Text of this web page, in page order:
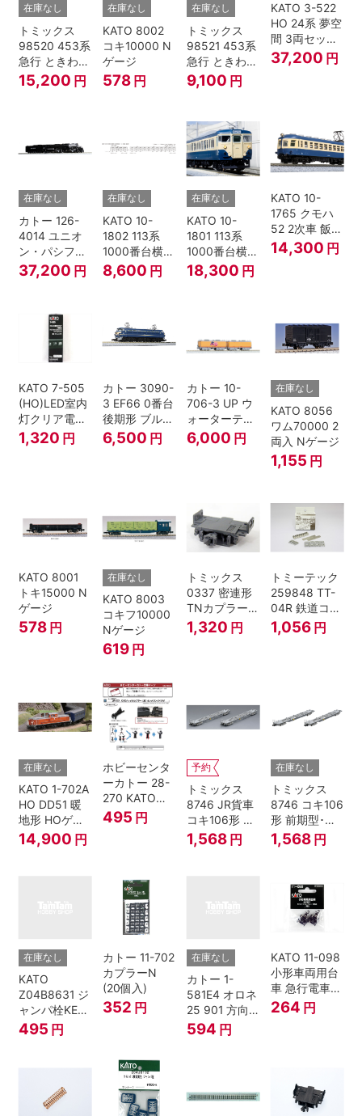
在庫なし
トミックス
98520 453系
急行 ときわ
基本4両セッ
ト Nゲージ
15,200 円
在庫なし
KATO 8002
コキ10000 N
ゲージ
578 円
在庫なし
トミックス
98521 453系
急行 ときわ
増結3両セッ
ト Nゲージ
9,100 円
KATO 3-522
HO 24系 夢空
間 3両セット
HOゲージ
37,200 円
在庫なし
カトー 126-
4014 ユニオ
ン・パシフィ
ック鉄道 ビッ
グボーイ＃
37,200 円
在庫なし
KATO 10-
1802 113系
1000番台横須
賀・総武快速
線 増結4両セ
8,600 円
在庫なし
KATO 10-
1801 113系
1000番台横須
賀・総武快速
線 基本7両セ
18,300 円
KATO 10-
1765 クモハ
52 2次車 飯田
線 4両セット
Nゲージ
14,300 円
KATO 7-505
(HO)LED室内
灯クリア電球
色
1,320 円
カトー 3090-
3 EF66 0番台
後期形 ブルー
トレイン牽引
機
6,500 円
カトー 10-
706-3 UP ウ
ォーターテン
ダー 2両入
6,000 円
在庫なし
KATO 8056
ワム70000 2
両入 Nゲージ
1,155 円
KATO 8001
トキ15000 N
ゲージ
578 円
在庫なし
KATO 8003
コキフ10000
Nゲージ
619 円
トミックス
0337 密連形
TNカプラー
(6個入・SPタ
イプ)
1,320 円
トミーテック
259848 TT-
04R 鉄道コレ
クション
1,056 円
在庫なし
KATO 1-702A
HO DD51 暖
地形 HOゲー
ジ
14,900 円
ホビーセンタ
ーカトー 28-
270 KATOナ
ックルカプラ
ー 黒 センタ
495 円
予約
トミックス
8746 JR貨車
コキ106形 前
期型･新塗装･
コンテナな
1,568 円
在庫なし
トミックス
8746 コキ106
形 前期型･新
塗装･コンテ
ナなし･2両セ
1,568 円
在庫なし
KATO
Z04B8631 ジ
ャンパ栓KE76
濃青 ランナー
495 円
カトー 11-702
カプラーN
(20個入)
352 円
在庫なし
カトー 1-
581E4 オロネ
25 901 方向
幕 4両分
594 円
KATO 11-098
小形車両用台
車 急行電車1
Bトレインシ
ョーティー 対
264 円